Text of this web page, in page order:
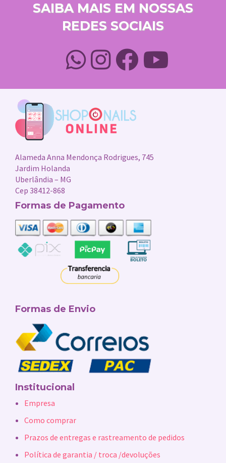
SAIBA MAIS EM NOSSAS
REDES SOCIAIS
Alameda Anna Mendonça Rodrigues, 745
Jardim Holanda
Uberlândia – MG
Cep 38412-868
Formas de Pagamento
Formas de Envio
Institucional
Empresa
Como comprar
Prazos de entregas e rastreamento de pedidos
Política de garantia / troca /devoluções